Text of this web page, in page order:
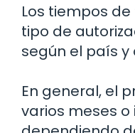
Los tiempos
tipo de
según el país
En general, el
varios meses o